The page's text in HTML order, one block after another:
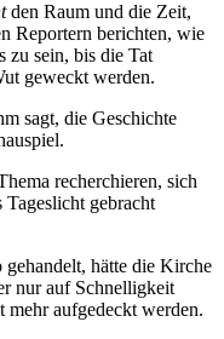
den Raum und die Zeit,
Reportern berichten, wie
zu sein, bis die Tat
geweckt werden.
sagt, die Geschichte
recherchieren, sich
gebracht
hätte die Kirche
nur auf Schnelligkeit
mehr aufgedeckt werden.